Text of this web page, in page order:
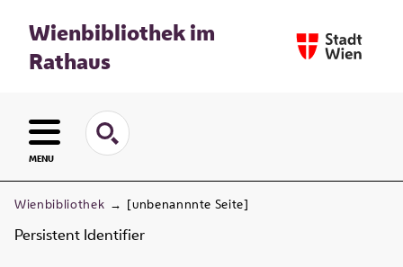
Wienbibliothek im
Rathaus
MENU
Wienbibliothek → [unbenannnte Seite]
Persistent Identifier